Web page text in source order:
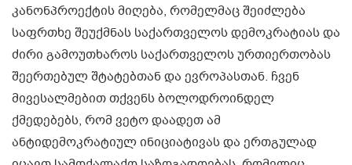
კანონპროექტის მიღება, რომელმაც შეიძლება
საფრთხე შეუქმნას საქართველოს დემოკრატიას და
ძირი გამოუთხაროს საქართველოს ურთიერთობას
შეერთებულ შტატებთან და ევროპასთან. ჩვენ
მივესალმებით თქვენს ბოლოდროინდელ
ქმედებებს, რომ ვეტო დაადეთ ამ
ანტიდემოკრატიულ ინიციატივას და ერთგულად